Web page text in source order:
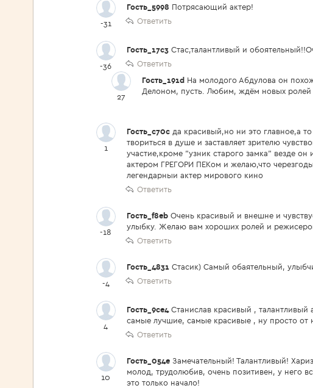
-31
Гость_5998 Потрясающий актер!
Ответить
-36
Гость_17c3 Стас,талантливый и
Ответить
27
Гость_191d На молодого Абдулова он
Делоном, пусть. Любим, ждём новых ролей
1
Гость_c70c да красивый,но ни это главное,а
твориться в душе и заставляет зрителю
участие,кроме "узник старого замка" везде он
актером ГРЕГОРИ ПЕКом и желаю,что
легендарныи актер мирового кино
Ответить
-18
Гость_f8eb Очень красивый и внешне и
улыбку. Желаю вам хороших ролей и
Ответить
-4
Гость_4831 Стасик) Самый обаятельный,
Ответить
4
Гость_9ce4Станислав красивый ,
самые лучшие, самые красивые , ну просто от
Ответить
10
Гость_054e Замечательный! Талантливый!
молод, трудолюбив, очень позитивен, у него
это только начало!